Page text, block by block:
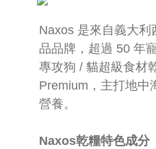
Naxos 是來自義大
品品牌，超過 50 年
專攻狗 / 貓超級食材
Premium，主打地中
營養。
Naxos乾糧特色成分